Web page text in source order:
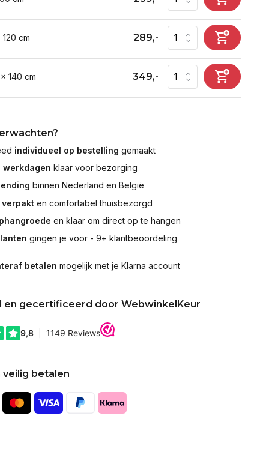
cm 289,-
140 cm 349,-
individueel op bestelling gemaakt
werkdagen klaar voor bezorging
binnen Nederland en België
en comfortabel thuisbezorgd
en klaar om direct op te hangen
gingen je voor - 9+ klantbeoordeling
betalen mogelijk met je Klarna account
en gecertificeerd door WebwinkelKeur
veilig betalen